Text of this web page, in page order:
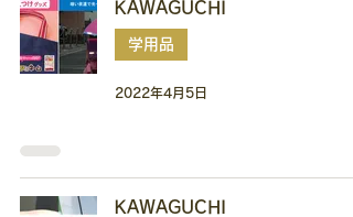
KAWAGUCHI
学用品
2022年4月5日
KAWAGUCHI